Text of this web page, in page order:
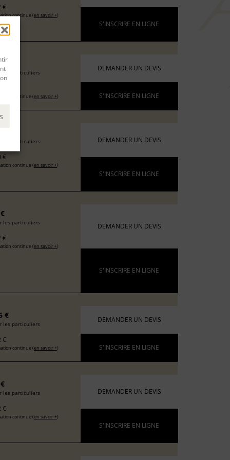
€
continue (en savoir +)
S'INSCRIRE EN LIGNE
€
les particuliers
continue (en savoir +)
DEMANDER UN DEVIS
S'INSCRIRE EN LIGNE
les particuliers
€
continue (en savoir +)
DEMANDER UN DEVIS
S'INSCRIRE EN LIGNE
les particuliers
€
continue (en savoir +)
DEMANDER UN DEVIS
S'INSCRIRE EN LIGNE
€
les particuliers
€
continue (en savoir +)
DEMANDER UN DEVIS
S'INSCRIRE EN LIGNE
les particuliers
€
continue (en savoir +)
DEMANDER UN DEVIS
S'INSCRIRE EN LIGNE